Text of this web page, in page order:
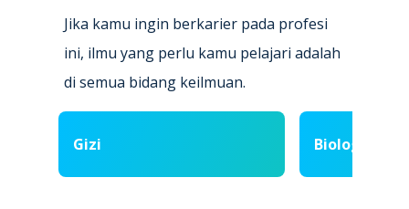
Jika kamu ingin berkarier pada profesi
ini, ilmu yang perlu kamu pelajari adalah
di semua bidang keilmuan.
Gizi Biologi